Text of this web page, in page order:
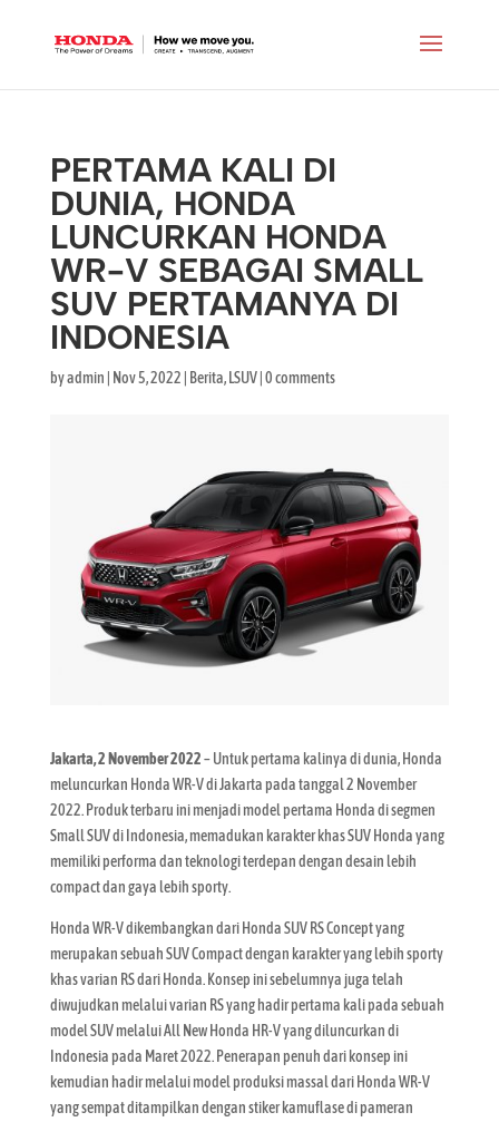
PERTAMA KALI DI
DUNIA, HONDA
LUNCURKAN HONDA
WR-V SEBAGAI SMALL
SUV PERTAMANYA DI
INDONESIA
byadmin Nov 5, 2022 Berita, LSUV| 0 comments
Jakarta, 2 November 2022– Untuk pertama kalinya di dunia, Honda
meluncurkan Honda WR-V di Jakarta pada tanggal 2 November
2022. Produk terbaru ini menjadi model pertama Honda di segmen
Small SUV di Indonesia, memadukan karakter khas SUV Honda yang
memiliki performa dan teknologi terdepan dengan desain lebih
compact dan gaya lebih sporty.
Honda WR-V dikembangkan dari Honda SUV RS Concept yang
merupakan sebuah SUV Compact dengan karakter yang lebih sporty
khas varian RS dari Honda. Konsep ini sebelumnya juga telah
diwujudkan melalui varian RS yang hadir pertama kali pada sebuah
model SUV melalui All New Honda HR-V yang diluncurkan di
Indonesia pada Maret 2022. Penerapan penuh dari konsep ini
kemudian hadir melalui model produksi massal dari Honda WR-V
yang sempat ditampilkan dengan stiker kamuflase di pameran